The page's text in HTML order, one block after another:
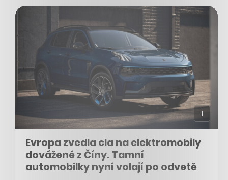
Evropa zvedla cla na elektromobily
dovážené z Číny. Tamní
automobilky nyní volají po odvetě